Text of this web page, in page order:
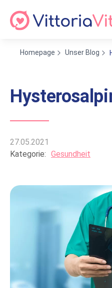
Homepage Unser Blog
27.05.2021
Kategorie: Gesundheit